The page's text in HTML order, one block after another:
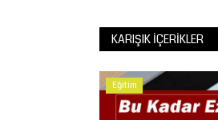
KARIŞIK İÇERIKLER
Eğitim